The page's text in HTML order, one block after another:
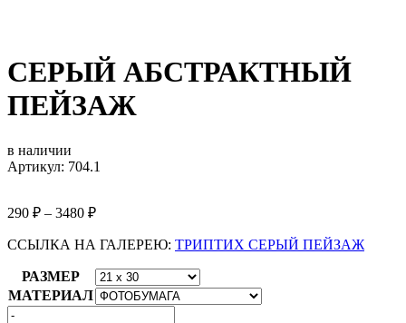
СЕРЫЙ АБСТРАКТНЫЙ
ПЕЙЗАЖ
в наличии
Артикул: 704.1
290 ₽ – 3480 ₽
ССЫЛКА НА ГАЛЕРЕЮ: ТРИПТИХ СЕРЫЙ ПЕЙЗАЖ
РАЗМЕР
МАТЕРИАЛ